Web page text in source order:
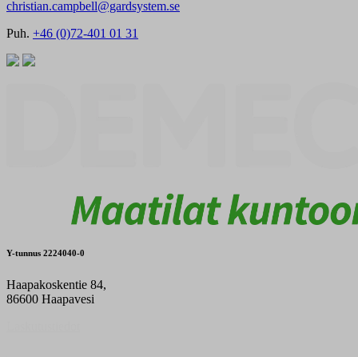
christian.campbell@gardsystem.se
Puh. +46 (0)72-401 01 31
Y-tunnus 2224040-0
Haapakoskentie 84,
86600 Haapavesi